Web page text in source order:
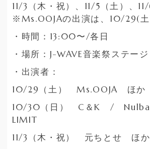
11/3（木・祝）、11/5（土）、11/
※Ms.OOJAの出演は、10/29(土
・時間：13:00〜/各日
・場所：J-WAVE音楽祭ステージ
・出演者：
10/29（土） Ms.OOJA ほか
10/30（日） C＆K /
LIMIT
11/3（木・祝） 元ちとせ ほか